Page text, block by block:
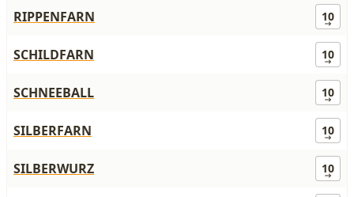
RIPPENFARN 10
SCHILDFARN 10
SCHNEEBALL 10
SILBERFARN 10
SILBERWURZ 10